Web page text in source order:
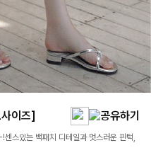
이즈]
스있는 백패치 디테일과 멋스러운 핀턱,